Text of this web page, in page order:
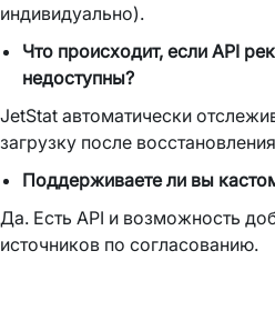
индивидуально).
Что происходит, если API
недоступны?
JetStat автоматически
загрузку после
Поддерживаете ли вы
Да. Есть API и возможность
источников по согласованию.